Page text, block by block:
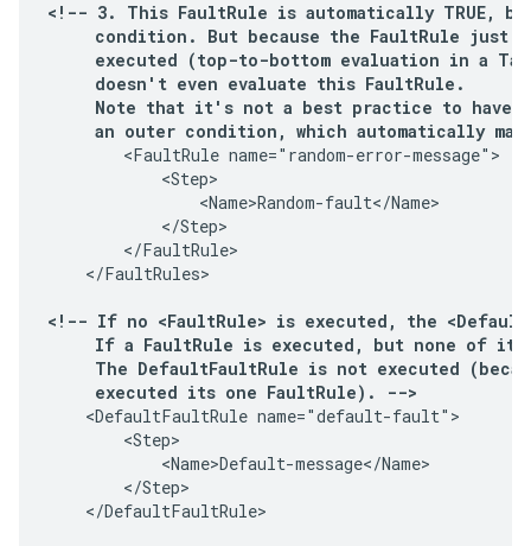
<!-- 3. This FaultRule is automatically TRUE,
condition. But because the FaultRule just
executed (top-to-bottom evaluation in a
     doesn't even evaluate this FaultRule.
Note that it's not a best practice to have
an outer condition, which automatically
        <FaultRule name="random-error-message">
            <Step>
                <Name>Random-fault</Name>
            </Step>
        </FaultRule>
    </FaultRules>
<!-- If no <FaultRule> is executed, the
If a FaultRule is executed, but none of
The DefaultFaultRule is not executed
     executed its one FaultRule). -->
    <DefaultFaultRule name="default-fault">
        <Step>
            <Name>Default-message</Name>
        </Step>
    </DefaultFaultRule>